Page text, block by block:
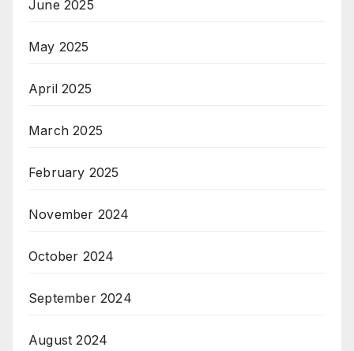
June 2025
May 2025
April 2025
March 2025
February 2025
November 2024
October 2024
September 2024
August 2024